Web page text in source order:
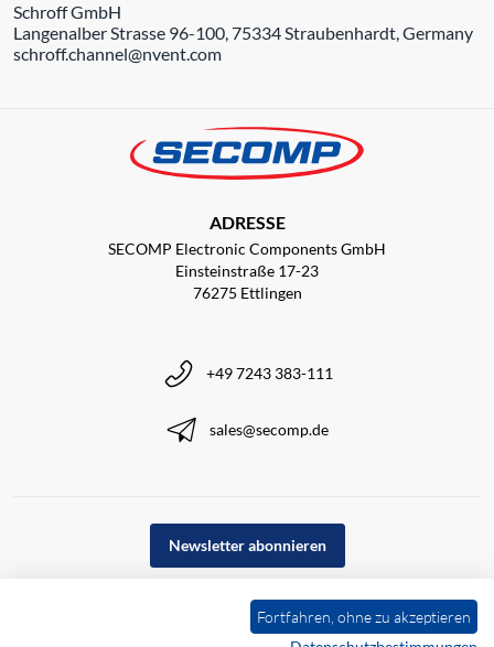
Schroff GmbH
Langenalber Strasse 96-100, 75334 Straubenhardt, Germany
schroff.channel@nvent.com
ADRESSE
SECOMP Electronic Components GmbH
Einsteinstraße 17-23
76275 Ettlingen
+49 7243 383-111
sales@secomp.de
Newsletter abonnieren
Fortfahren, ohne zu akzeptieren